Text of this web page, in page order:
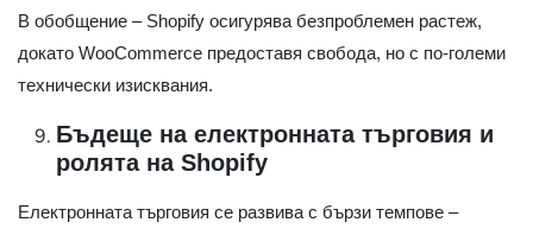
В обобщение – Shopify осигурява безпроблемен растеж,
докато WooCommerce предоставя свобода, но с по-големи
технически изисквания.
Бъдеще на електронната търговия и
ролята на Shopify
Електронната търговия се развива с бързи темпове –